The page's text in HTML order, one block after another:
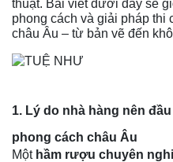
thuật. Bài viết dưới đây sẽ
phong cách và giải pháp thi
châu Âu – từ bản vẽ đến
1. Lý do nhà hàng nên
phong cách châu Âu
Một hầm rượu chuyên